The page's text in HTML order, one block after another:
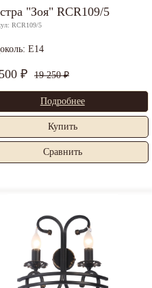
"Зоя" RCR109/5
RCR109/5
E14
₽ 19 250 ₽
Подробнее
Купить
Cравнить